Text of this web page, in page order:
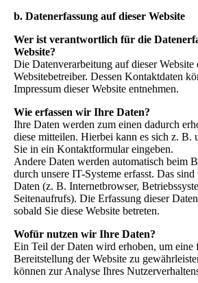
b. Datenerfassung auf dieser Website
Wer ist verantwortlich für die
Website?
Die Datenverarbeitung auf dieser Website
Websitebetreiber. Dessen Kontaktdaten
Impressum dieser Website entnehmen.
Wie erfassen wir Ihre Daten?
Ihre Daten werden zum einen dadurch
diese mitteilen. Hierbei kann es sich z. B.
Sie in ein Kontaktformular eingeben.
Andere Daten werden automatisch beim
durch unsere IT-Systeme erfasst. Das
Daten (z. B. Internetbrowser,
Seitenaufrufs). Die Erfassung dieser
sobald Sie diese Website betreten.
Wofür nutzen wir Ihre Daten?
Ein Teil der Daten wird erhoben, um eine
Bereitstellung der Website zu
können zur Analyse Ihres